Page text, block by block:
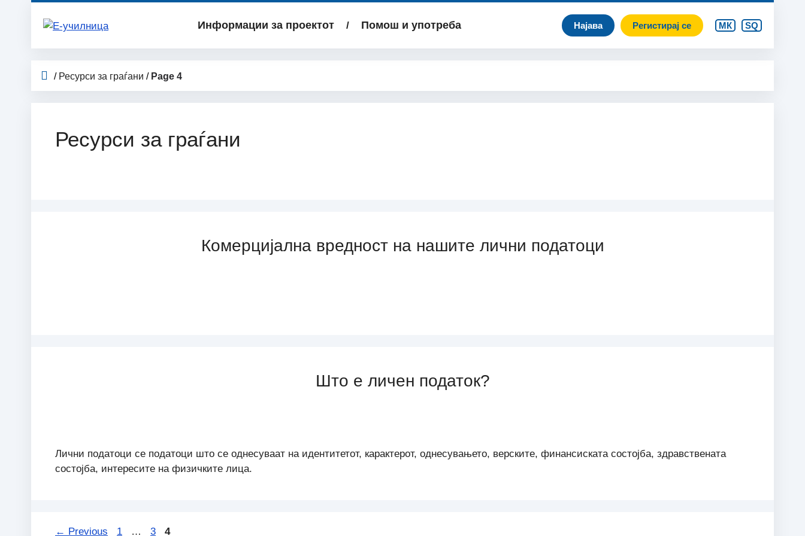
Информации за проектот Помош и употреба Најава Регистирај се МК SQ
/ Ресурси за граѓани / Page 4
Ресурси за граѓани
Комерцијална вредност на нашите лични податоци
Што е личен податок?
Лични податоци се податоци што се однесуваат на идентитетот, карактерот, однесувањето, верските, финансиската состојба, здравствената
состојба, интересите на физичките лица.
← Previous Page
1 … Page
3 Page
4